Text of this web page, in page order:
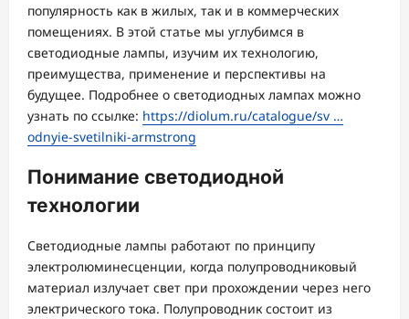
популярность как в жилых, так и в коммерческих
помещениях. В этой статье мы углубимся в
светодиодные лампы, изучим их технологию,
преимущества, применение и перспективы на
будущее. Подробнее о светодиодных лампах можно
узнать по ссылке: https://diolum.ru/catalogue/sv …
odnyie-svetilniki-armstrong
Понимание светодиодной
технологии
Светодиодные лампы работают по принципу
электролюминесценции, когда полупроводниковый
материал излучает свет при прохождении через него
электрического тока. Полупроводник состоит из